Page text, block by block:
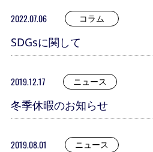
2022.07.06 コラム
SDGsに関して
2019.12.17 ニュース
冬季休暇のお知らせ
2019.08.01 ニュース